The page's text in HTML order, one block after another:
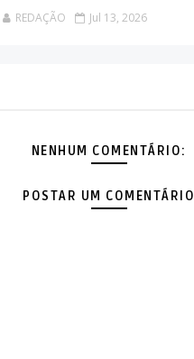
REDAÇÃO Jul 13, 2026
NENHUM COMENTÁRIO:
POSTAR UM COMENTÁRIO